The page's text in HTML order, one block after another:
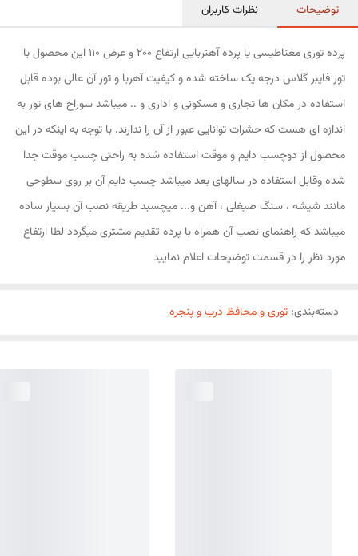
توضیحات نظرات کاربران
پرده توری مغناطیسی یا پرده آهنربایی ارتفاع 200 و عرض 110 این محصول با
تور فایبر گلاس درجه یک ساخته شده و کیفیت آهربا و تور آن عالی بوده قابل
استفاده در مکان ها تجاری و مسکونی و اداری و .. میباشد سوراخ های تور به
اندازه ای هست که حشرات توانایی عبور از آن را ندارند. با توجه به اینکه در این
محصول از دوچسب دایم و موقت استفاده شده به راحتی چسب موقت جدا
شده وقابل استفاده در سالهای بعد میباشد چسب دایم آن بر روی سطوحی
مانند شیشه ، سنگ صیغلی ، آهن و... میچسبد طریقه نصب آن بسیار ساده
میباشد که راهنمای نصب آن همراه با پرده تقدیم مشتری میگردد لطا ارتفاع
مورد نظر را در قسمت توضیحات اعلام نمایید
دسته‌بندی: توری و محافظ درب و پنجره